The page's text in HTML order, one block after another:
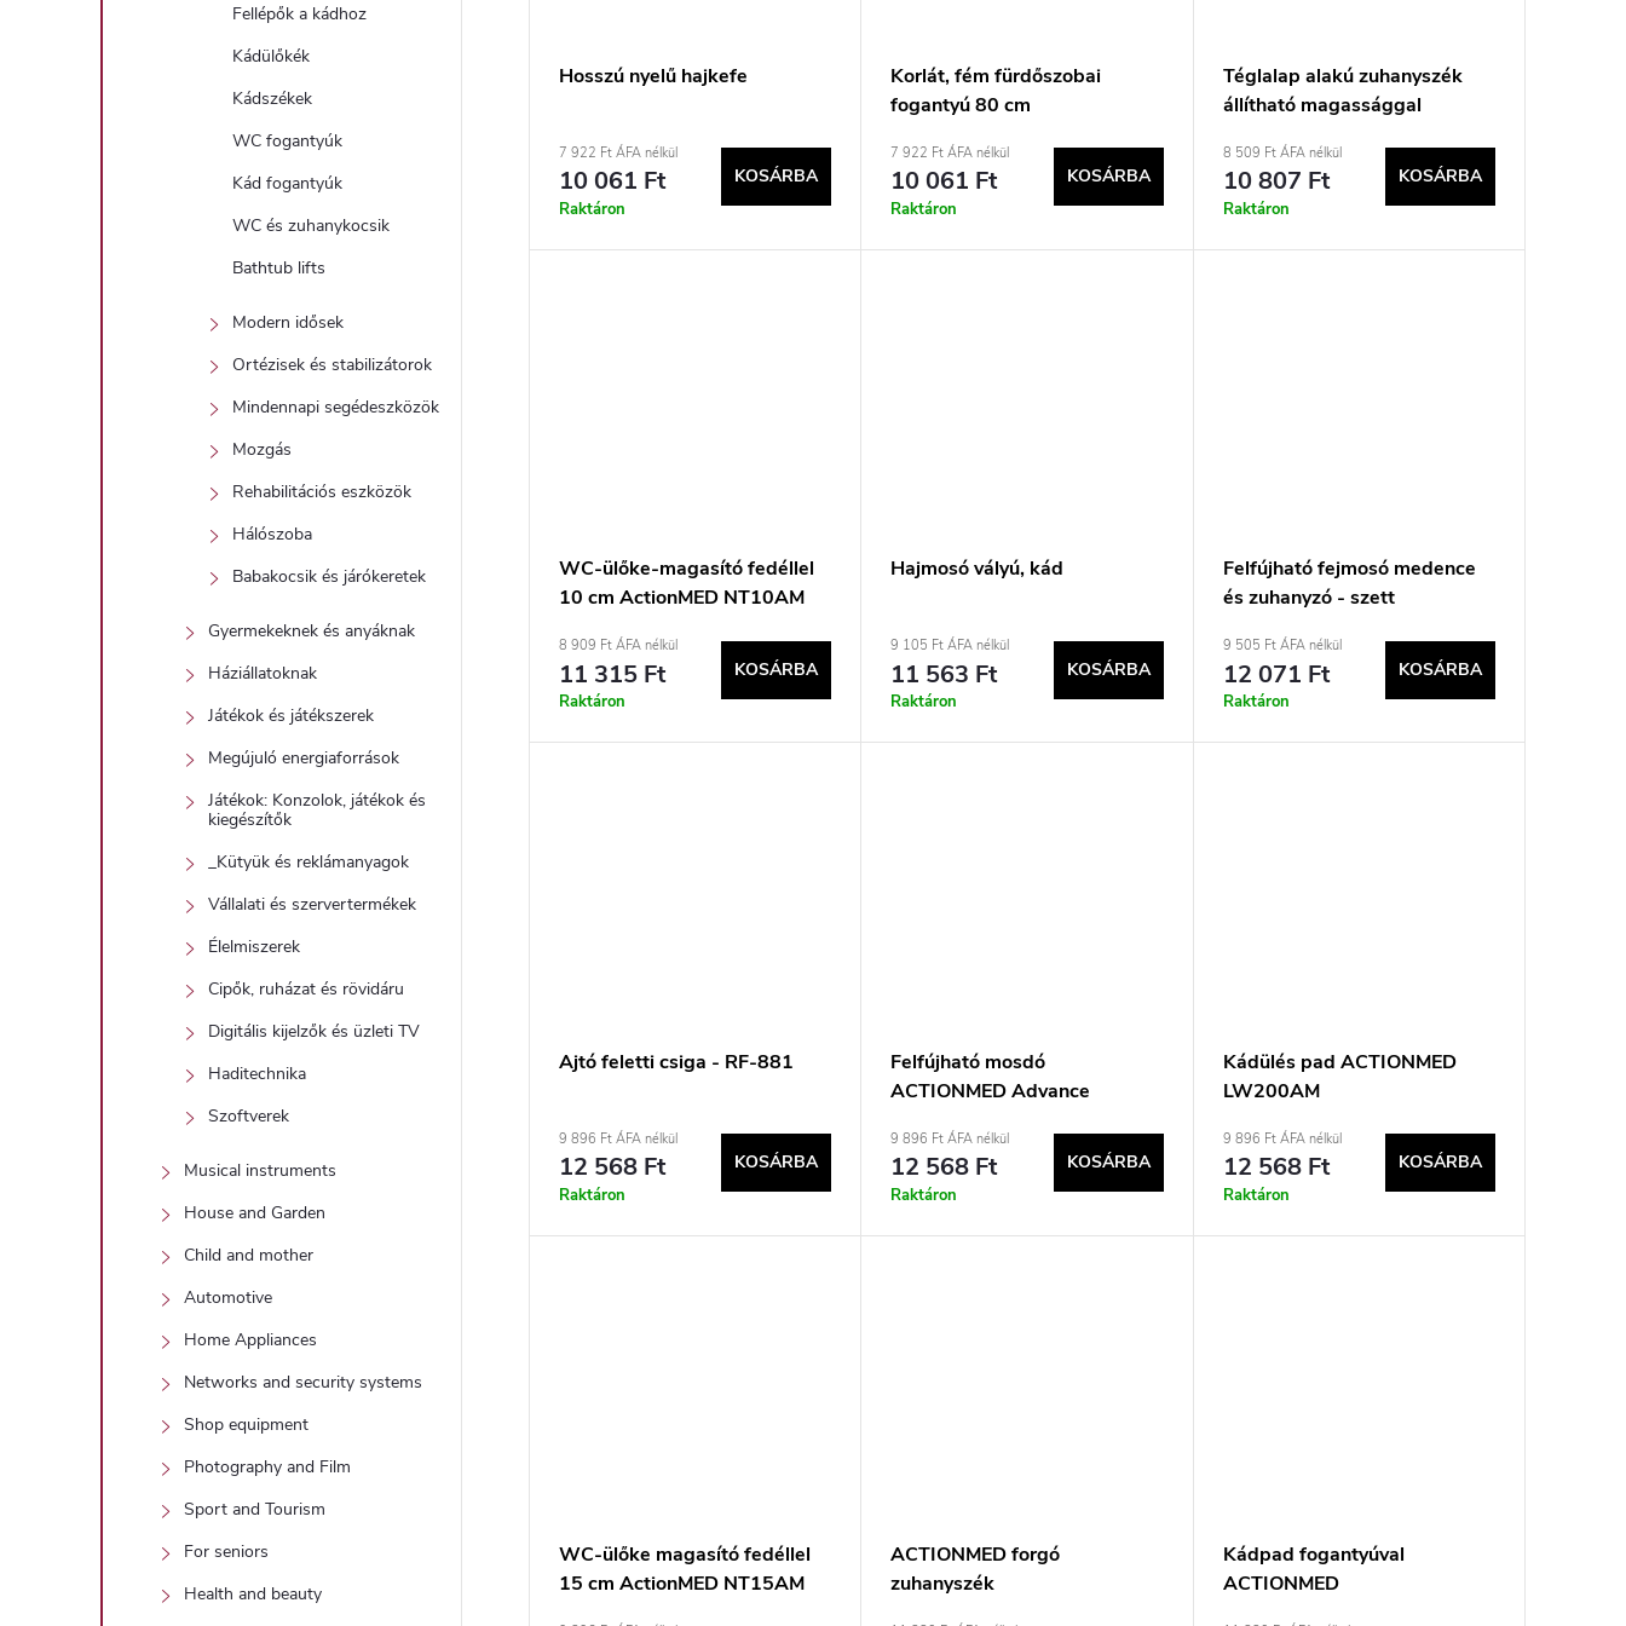
Fellépők a kádhoz
Kádülőkék
Kádszékek
WC fogantyúk
Kád fogantyúk
WC és zuhanykocsik
Bathtub lifts
Modern idősek
Ortézisek és stabilizátorok
Mindennapi segédeszközök
Mozgás
Rehabilitációs eszközök
Hálószoba
Babakocsik és járókeretek
Gyermekeknek és anyáknak
Háziállatoknak
Játékok és játékszerek
Megújuló energiaforrások
Játékok: Konzolok, játékok és
kiegészítők
_Kütyük és reklámanyagok
Vállalati és szervertermékek
Élelmiszerek
Cipők, ruházat és rövidáru
Digitális kijelzők és üzleti TV
Haditechnika
Szoftverek
Musical instruments
House and Garden
Child and mother
Automotive
Home Appliances
Networks and security systems
Shop equipment
Photography and Film
Sport and Tourism
For seniors
Health and beauty
Hosszú nyelű hajkefe
7 922 Ft ÁFA nélkül
10 061 Ft
Raktáron
KOSÁRBA
Korlát, fém fürdőszobai
fogantyú 80 cm
7 922 Ft ÁFA nélkül
10 061 Ft
Raktáron
KOSÁRBA
Téglalap alakú zuhanyszék
állítható magassággal
8 509 Ft ÁFA nélkül
10 807 Ft
Raktáron
KOSÁRBA
WC-ülőke-magasító fedéllel
10 cm ActionMED NT10AM
8 909 Ft ÁFA nélkül
11 315 Ft
Raktáron
KOSÁRBA
Hajmosó vályú, kád
9 105 Ft ÁFA nélkül
11 563 Ft
Raktáron
KOSÁRBA
Felfújható fejmosó medence
és zuhanyzó - szett
9 505 Ft ÁFA nélkül
12 071 Ft
Raktáron
KOSÁRBA
Ajtó feletti csiga - RF-881
9 896 Ft ÁFA nélkül
12 568 Ft
Raktáron
KOSÁRBA
Felfújható mosdó
ACTIONMED Advance
9 896 Ft ÁFA nélkül
12 568 Ft
Raktáron
KOSÁRBA
Kádülés pad ACTIONMED
LW200AM
9 896 Ft ÁFA nélkül
12 568 Ft
Raktáron
KOSÁRBA
WC-ülőke magasító fedéllel
15 cm ActionMED NT15AM
ACTIONMED forgó
zuhanyszék
Kádpad fogantyúval
ACTIONMED